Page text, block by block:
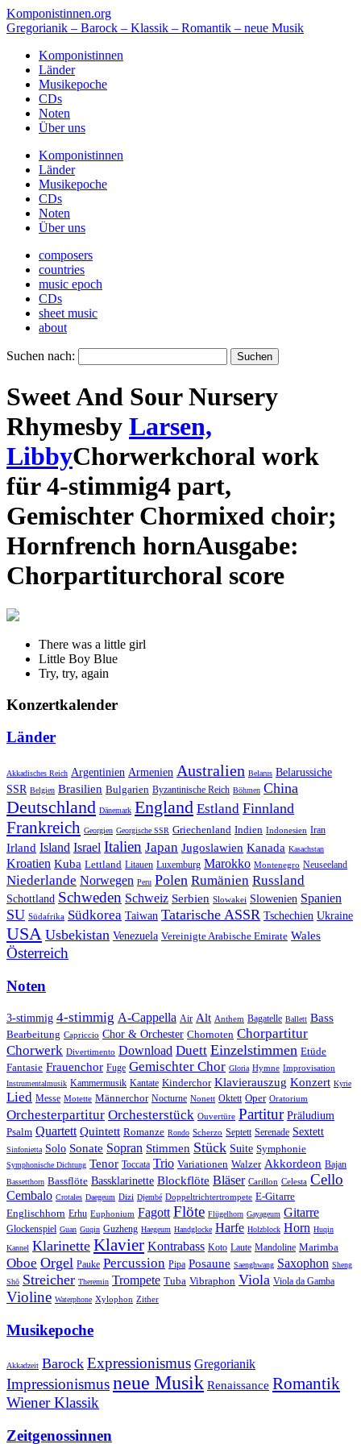
Komponistinnen.org
Gregorianik – Barock – Klassik – Romantik – neue Musik
Komponistinnen
Länder
Musikepoche
CDs
Noten
Über uns
Komponistinnen
Länder
Musikepoche
CDs
Noten
Über uns
composers
countries
music epoch
CDs
sheet music
about
Suchen nach:
Sweet And Sour Nursery
Rhymesby Larsen,
LibbyChorwerkchoral work
für4-stimmig4 part,
Gemischter Chormixed choir;
Hornfrench hornAusgabe:
Chorpartiturchoral score
There was a little girl
Little Boy Blue
Try, try, again
Konzertkalender
Länder
Akkadisches Reich Argentinien Armenien Australien Belarus Belarussiche
SSR Belgien Brasilien Bulgarien Byzantinische Reich Böhmen China
Deutschland Dänemark England Estland Finnland
Frankreich Georgien Georgische SSR Griechenland Indien Indonesien Iran
Irland Island Israel Italien Japan Jugoslawien Kanada Kasachstan
Kroatien Kuba Lettland Litauen Luxemburg Marokko Montenegro Neuseeland
Niederlande Norwegen Peru Polen Rumänien Russland
Schottland Schweden Schweiz Serbien Slowakei Slowenien Spanien
SU Südafrika Südkorea Taiwan Tatarische ASSR Tschechien Ukraine
USA Usbekistan Venezuela Vereinigte Arabische Emirate Wales
Österreich
Noten
3-stimmig 4-stimmig A-Cappella Air Alt Anthem Bagatelle Ballett Bass
Bearbeitung Capriccio Chor & Orchester Chornoten Chorpartitur
Chorwerk Divertimento Download Duett Einzelstimmen Etüde
Fantasie Frauenchor Fuge Gemischter Chor Gloria Hymne Improvisation
Instrumentalmusik Kammermusik Kantate Kinderchor Klavierauszug Konzert Kyrie
Lied Messe Motette Männerchor Nocturne Nonett Oktett Oper Oratorium
Orchesterpartitur Orchesterstück Ouvertüre Partitur Präludium
Psalm Quartett Quintett Romanze Rondo Scherzo Septett Serenade Sextett
Sinfonietta Solo Sonate Sopran Stimmen Stück Suite Symphonie
Symphonische Dichtung Tenor Toccata Trio Variationen Walzer Akkordeon Bajan
Bassetthorn Bassflöte Bassklarinette Blockflöte Bläser Carillon Celesta Cello
Cembalo Crotales Daegeum Dizi Djembé Doppeltrichtertrompete E-Gitarre
Englischhorn Erhu Euphonium Fagott Flöte Flügelhorn Gayageum Gitarre
Glockenspiel Guan Guqin Guzheng Haegeum Handglocke Harfe Holzblock Horn Huqin
Kannel Klarinette Klavier Kontrabass Koto Laute Mandoline Marimba
Oboe Orgel Pauke Percussion Pipa Posaune Saenghwang Saxophon Sheng
Shō Streicher Theremin Trompete Tuba Vibraphon Viola Viola da Gamba
Violine Waterphone Xylophon Zither
Musikepoche
Akkadzeit Barock Expressionismus Gregorianik
Impressionismusneue Musik Renaissance Romantik
Wiener Klassik
Zeitgenossinnen